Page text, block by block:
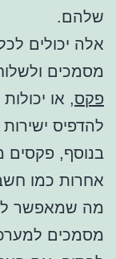
שלהם.
אלה יכולים
מסמכים
פקס, או
להדפיס
בנוסף, פקסים
אחרות כמו
מה שמאפשר
מסמכים